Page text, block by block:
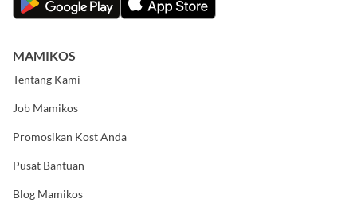
MAMIKOS
Tentang Kami
Job Mamikos
Promosikan Kost Anda
Pusat Bantuan
Blog Mamikos